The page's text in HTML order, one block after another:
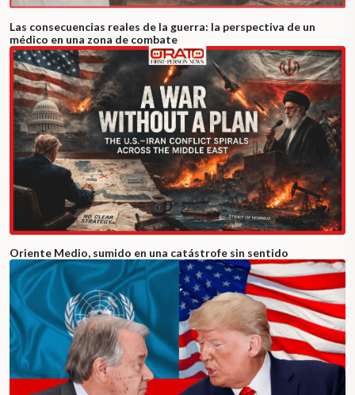
Las consecuencias reales de la guerra: la perspectiva de un
médico en una zona de combate
Oriente Medio, sumido en una catástrofe sin sentido